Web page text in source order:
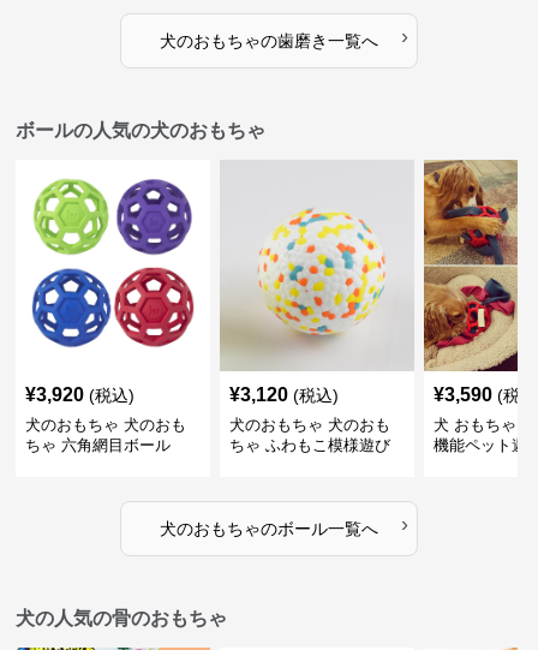
犬のおもちゃの歯磨き一覧へ ›
ボールの人気の犬のおもちゃ
¥3,920 (税込)
犬のおもちゃ 犬のおも
ちゃ 六角網目ボール
¥3,120 (税込)
犬のおもちゃ 犬のおも
ちゃ ふわもこ模様遊び
¥3,590 (税
犬 おもちゃ
機能ペット遊
犬のおもちゃのボール一覧へ ›
犬の人気の骨のおもちゃ